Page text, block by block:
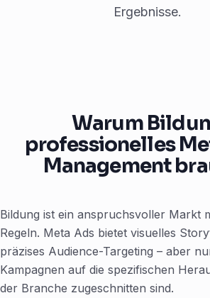
Ergebnisse.
Warum
professionelles
Management
Bildung ist ein anspruchsvoller Markt
Regeln. Meta Ads bietet visuelles
präzises Audience-Targeting – aber
Kampagnen auf die spezifischen
der Branche zugeschnitten sind.